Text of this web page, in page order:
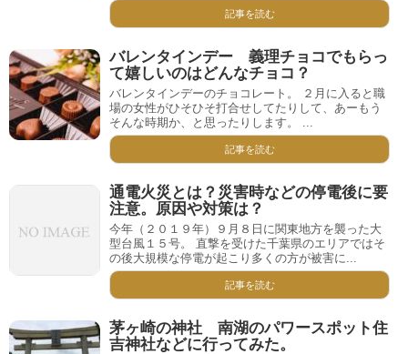
記事を読む
バレンタインデー 義理チョコでもらっ
て嬉しいのはどんなチョコ？
バレンタインデーのチョコレート。 ２月に入ると職
場の女性がひそひそ打合せしてたりして、あーもう
そんな時期か、と思ったりします。 ...
記事を読む
通電火災とは？災害時などの停電後に要
注意。原因や対策は？
今年（２０１９年）９月８日に関東地方を襲った大
型台風１５号。 直撃を受けた千葉県のエリアではそ
の後大規模な停電が起こり多くの方が被害に...
記事を読む
茅ヶ崎の神社 南湖のパワースポット住
吉神社などに行ってみた。